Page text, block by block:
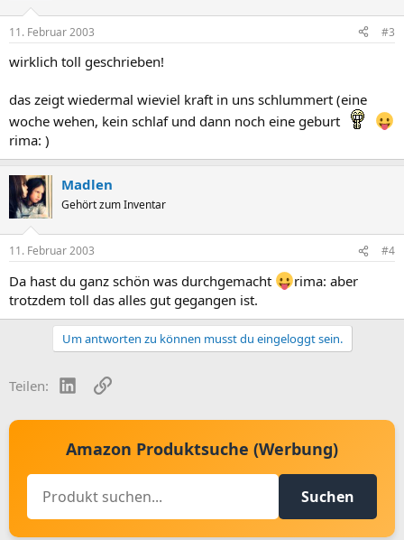
11. Februar 2003 #3
wirklich toll geschrieben!
das zeigt wiedermal wieviel kraft in uns schlummert (eine
woche wehen, kein schlaf und dann noch eine geburt
rima: )
Madlen
Gehört zum Inventar
11. Februar 2003 #4
Da hast du ganz schön was durchgemacht
rima: aber
trotzdem toll das alles gut gegangen ist.
Um antworten zu können musst du eingeloggt sein.
Teilen: LinkedInLink
Amazon Produktsuche (Werbung)
Suchen